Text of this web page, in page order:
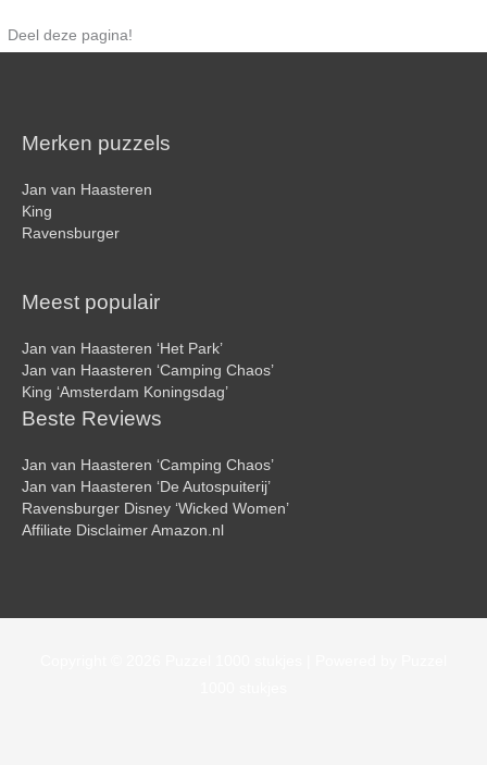
Deel deze pagina!
Merken puzzels
Jan van Haasteren
King
Ravensburger
Meest populair
Jan van Haasteren ‘Het Park’
Jan van Haasteren ‘Camping Chaos’
King ‘Amsterdam Koningsdag’
Beste Reviews
Jan van Haasteren ‘Camping Chaos’
Jan van Haasteren ‘De Autospuiterij’
Ravensburger Disney ‘Wicked Women’
Affiliate Disclaimer Amazon.nl